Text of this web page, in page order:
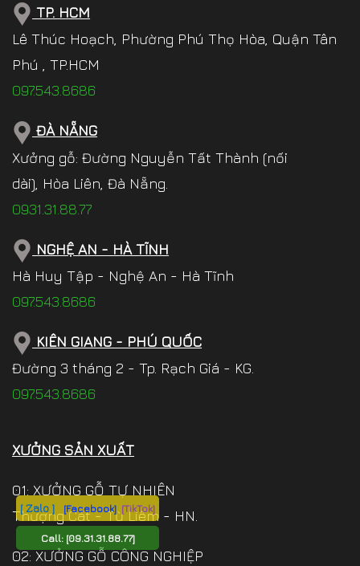
[ Zalo ] [Facebook] [TikTok]
Call: [09.31.31.88.77]
TP. HCM
Lê Thúc Hoạch, Phường Phú Thọ Hòa, Quận Tân
Phú , TP.HCM
097.543.8686
ĐÀ NẴNG
Xưởng gỗ: Đường Nguyễn Tất Thành (nối
dài), Hòa Liên, Đà Nẵng.
0931.31.88.77
NGHỆ AN - HÀ TĨNH
Hà Huy Tập - Nghệ An - Hà Tĩnh
097.543.8686
KIÊN GIANG - PHÚ QUỐC
Đường 3 tháng 2 - Tp. Rạch Giá - KG.
097.543.8686
XƯỞNG SẢN XUẤT
01: XƯỞNG GỖ TỰ NHIÊN
Thượng Cát - Từ Liêm - HN.
02: XƯỞNG GỖ CÔNG NGHIỆP